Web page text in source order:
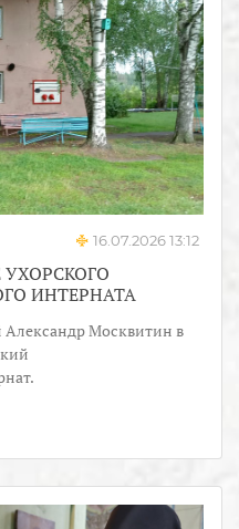
16.07.2026 13:12
ИНТЕРНАТА
Александр Москвитин в